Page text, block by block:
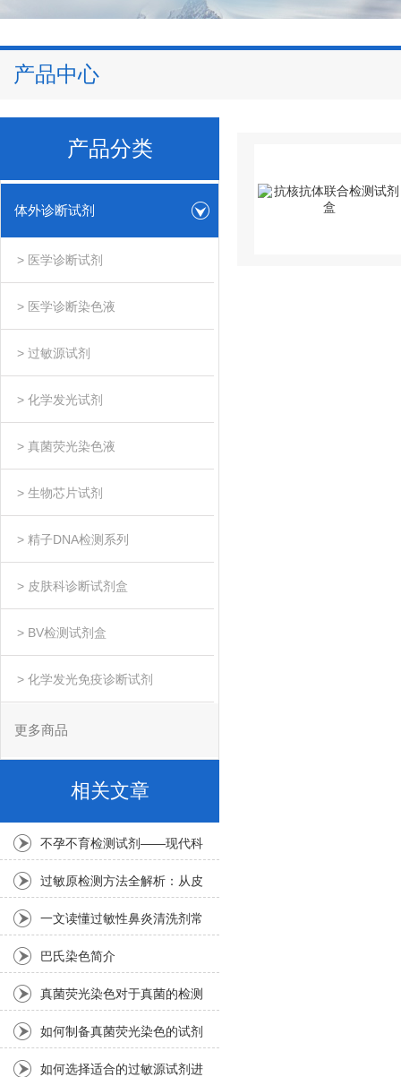
产品中心
产品分类
体外诊断试剂
> 医学诊断试剂
> 医学诊断染色液
> 过敏源试剂
> 化学发光试剂
> 真菌荧光染色液
> 生物芯片试剂
> 精子DNA检测系列
> 皮肤科诊断试剂盒
> BV检测试剂盒
> 化学发光免疫诊断试剂
更多商品
相关文章
不孕不育检测试剂——现代科
技助力家庭计划
过敏原检测方法全解析：从皮
肤点刺到特异性IgE抗体检测
一文读懂过敏性鼻炎清洗剂常
见类型，精准匹配缓解需求
巴氏染色简介
真菌荧光染色对于真菌的检测
和鉴定有何重要意义？
如何制备真菌荧光染色的试剂
和染色溶液？
如何选择适合的过敏源试剂进